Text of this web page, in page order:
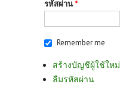
รหัสผ่าน *
Remember me
สร้างบัญชีผู้ใช้ใหม่
ลืมรหัสผ่าน